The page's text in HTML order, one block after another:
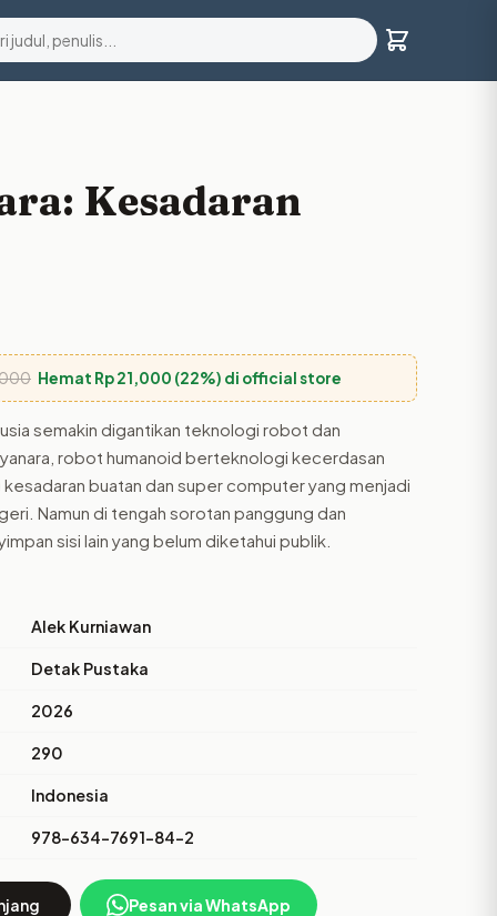
Kesadaran
Hemat Rp21,000 (22%) di official store
semakin digantikan teknologi robot dan
robot humanoid berteknologi kecerdasan
buatan dan super computer yang menjadi
Namun di tengah sorotan panggung dan
sisi lain yang belum diketahui publik.
Alek Kurniawan
Detak Pustaka
2026
290
Indonesia
978-634-7691-84-2
Pesan via WhatsApp